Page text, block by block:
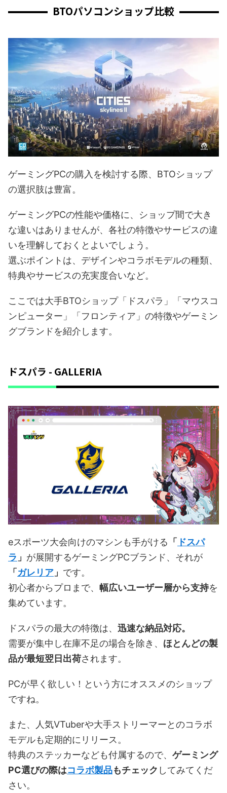
BTOパソコンショップ比較
ゲーミングPCの購入を検討する際、BTOショップ
の選択肢は豊富。
ゲーミングPCの性能や価格に、ショップ間で大き
な違いはありませんが、各社の特徴やサービスの違
いを理解しておくとよいでしょう。
選ぶポイントは、デザインやコラボモデルの種類、
特典やサービスの充実度合いなど。
ここでは大手BTOショップ「ドスパラ」「マウスコ
ンピューター」「フロンティア」の特徴やゲーミン
グブランドを紹介します。
ドスパラ - GALLERIA
eスポーツ大会向けのマシンも手がける 「 ドスパ
ラ 」 が展開するゲーミングPCブランド、それが
「ガレリア 」 です。
初心者からプロまで、 幅広いユーザー層から支持を
集めています。
ドスパラの最大の特徴は、 迅速な納品対応。
需要が集中し在庫不足の場合を除き、 ほとんどの製
品が最短翌日出荷されます。
PCが早く欲しい！という方にオススメのショップ
ですね。
また、人気VTuberや大手ストリーマーとのコラボ
モデルも定期的にリリース。
特典のステッカーなども付属するので、 ゲーミング
PC選びの際はコラボ製品もチェック してみてくだ
さい。